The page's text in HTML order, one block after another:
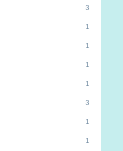
3
1
1
1
1
3
1
1